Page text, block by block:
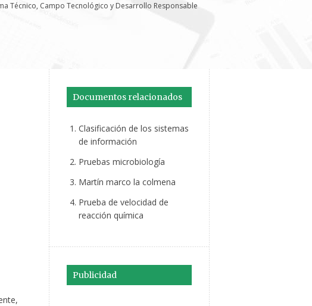
Técnico, Campo Tecnológico y Desarrollo Responsable
Documentos relacionados
Clasificación de los sistemas
de información
Pruebas microbiología
Martín marco la colmena
Prueba de velocidad de
reacción química
Publicidad